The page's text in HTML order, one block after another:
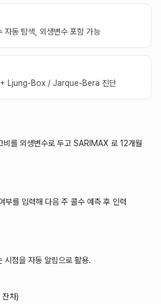
동 탐색, 외생변수 포함 가능
+ Ljung-Box / Jarque-Bera 진단
를 외생변수로 두고 SARIMAX 로 12개월
부를 입력해 다음 주 콜수 예측 후 인력
시점을 자동 알림으로 활용.
잔차)